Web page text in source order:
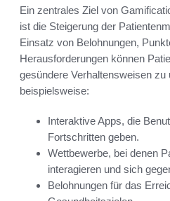
Ein zentrales Ziel von
ist die Steigerung der
Einsatz von Belohnungen,
Herausforderungen können
gesündere Verhaltensweisen
beispielsweise:
Interaktive Apps, die
Fortschritten geben.
Wettbewerbe, bei denen
interagieren und sich
Belohnungen für das